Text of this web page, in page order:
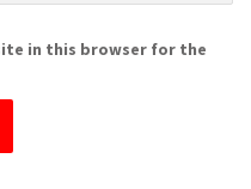
in this browser for the